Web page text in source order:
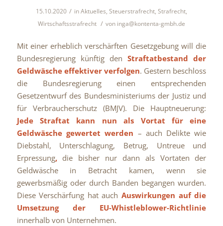
15.10.2020 / inAktuelles, Steuerstrafrecht, Strafrecht,
Wirtschaftsstrafrecht / von inga@kontenta-gmbh.de
Mit einer erheblich verschärften Gesetzgebung will die
Bundesregierung künftig denStraftatbestand der
Geldwäsche effektiver verfolgen. Gestern beschloss
die Bundesregierung einen entsprechenden
Gesetzentwurf des Bundesministeriums der Justiz und
für Verbraucherschutz (BMJV). Die Hauptneuerung:
Jede Straftat kann nun als Vortat für eine
Geldwäsche gewertet werden – auch Delikte wie
Diebstahl, Unterschlagung, Betrug, Untreue und
Erpressung, die bisher nur dann als Vortaten der
Geldwäsche in Betracht kamen, wenn sie
gewerbsmäßig oder durch Banden begangen wurden.
Diese Verschärfung hat auchAuswirkungen auf die
Umsetzung der EU-Whistleblower-Richtlinie
innerhalb von Unternehmen.